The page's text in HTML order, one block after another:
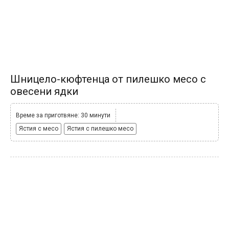
Шницело-кюфтенца от пилешко месо с
овесени ядки
Време за приготвяне: 30 минути
Ястия с месо
Ястия с пилешко месо